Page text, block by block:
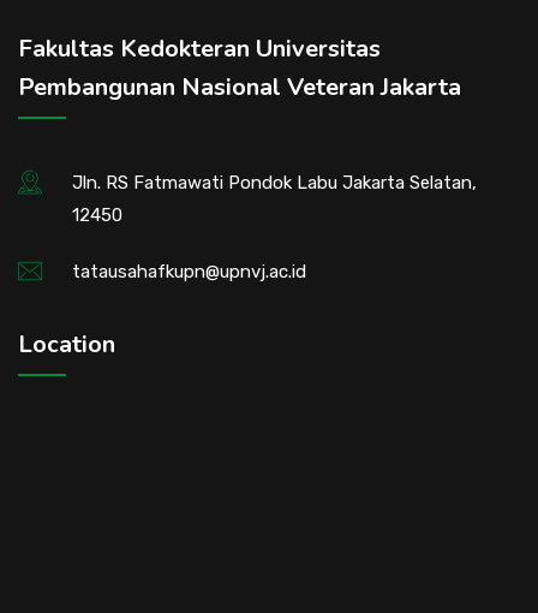
Fakultas Kedokteran Universitas
Pembangunan Nasional Veteran Jakarta
Jln. RS Fatmawati Pondok Labu Jakarta Selatan,
12450
tatausahafkupn@upnvj.ac.id
Location